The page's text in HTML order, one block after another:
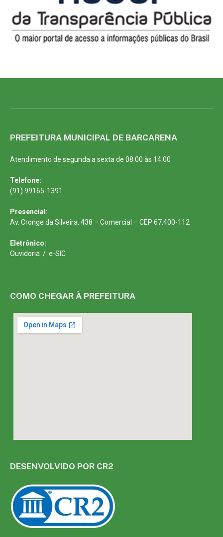
PREFEITURA MUNICIPAL DE BARCARENA
Atendimento de segunda a sexta de 08:00 às 14:00
Telefone:
(91) 99165-1391
Presencial:
Av. Cronge da Silveira, 438 – Comercial – CEP 67.400-112
Eletrônico:
Ouvidoria / e-SIC
COMO CHEGAR À PREFEITURA
DESENVOLVIDO POR CR2